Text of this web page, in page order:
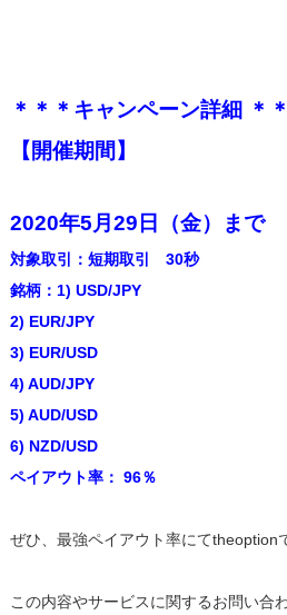
＊＊＊キャンペーン詳細 ＊
【開催期間】
2020年5月29日（金）まで
対象取引：短期取引 30秒
銘柄：1) USD/JPY
2) EUR/JPY
3) EUR/USD
4) AUD/JPY
5) AUD/USD
6) NZD/USD
ペイアウト率： 96％
ぜひ、最強ペイアウト率にてtheoption
この内容やサービスに関するお問い合